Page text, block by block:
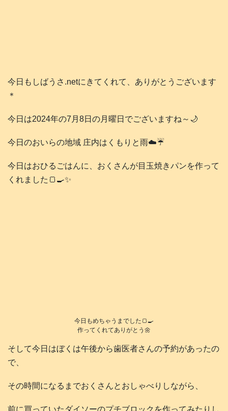
今日もしばうさ.netにきてくれて、ありがとうございます
＊
今日は2024年の7月8日の月曜日でございますね～🌙
今日のおいらの地域 庄内はくもりと雨☁️☔️
今日はおひるごはんに、おくさんが目玉焼きパンを作って
くれました🍞🍳✨
今日もめちゃうまでした🍞🍳
作ってくれてありがとう🌼
そして今日はぼくは午後から歯医者さんの予約があったの
で、
その時間になるまでおくさんとおしゃべりしながら、